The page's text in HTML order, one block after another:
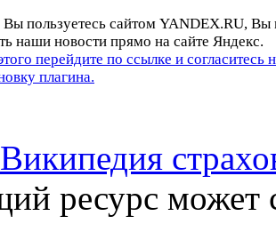
Вы пользуетесь сайтом YANDEX.RU, Вы
наши новости прямо на сайте Яндекс.
перейдите по ссылке и согласитесь
плагина.
Википедия
ресурс может